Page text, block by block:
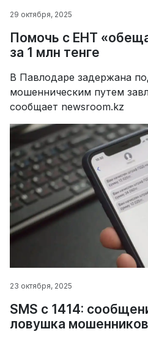
29 октября, 2025
Помочь с ЕНТ
за 1 млн тенге
В Павлодаре задержана
мошенническим путем
сообщает newsroom.kz
23 октября, 2025
SMS с 1414:
ловушка